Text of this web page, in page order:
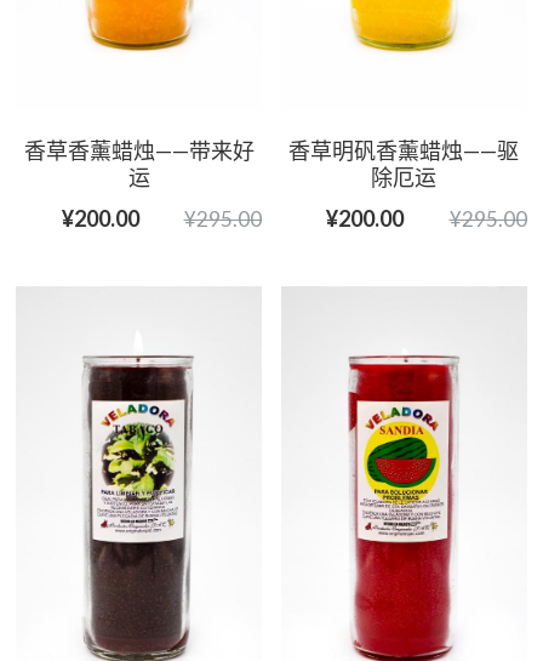
香草香薰蜡烛——带来好
运
¥200.00
¥295.00
香草明矾香薰蜡烛——驱
除厄运
¥200.00
¥295.00